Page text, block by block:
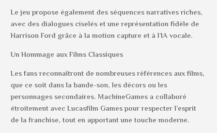
Le jeu propose également des séquences narratives riches,
avec des dialogues ciselés et une représentation fidèle de
Harrison Ford grâce à la motion capture et à l’IA vocale.
Un Hommage aux Films Classiques
Les fans reconnaîtront de nombreuses références aux films,
que ce soit dans la bande-son, les décors ou les
personnages secondaires. MachineGames a collaboré
étroitement avec Lucasfilm Games pour respecter l’esprit
de la franchise, tout en apportant une touche moderne.